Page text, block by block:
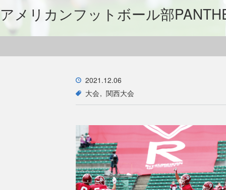
アメリカンフットボール部
2021.12.06
大会
関西大会